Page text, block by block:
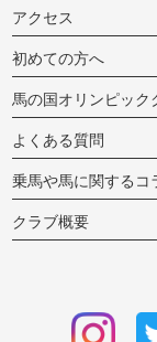
アクセス
初めての方へ
馬の国オリンピック
よくある質問
乗馬や馬に関するコ
クラブ概要